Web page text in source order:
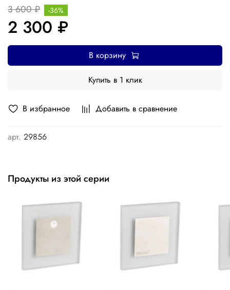
В избранное Добавить в сравнение
арт. 29856
3 600 ₽
2 300 ₽
-36%
В корзину
Купить в 1 клик
Продукты из этой серии